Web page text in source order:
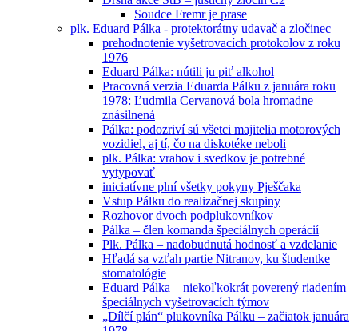
Soudce Fremr je prase
plk. Eduard Pálka - protektorátny udavač a zločinec
prehodnotenie vyšetrovacích protokolov z roku
1976
Eduard Pálka: nútili ju piť alkohol
Pracovná verzia Eduarda Pálku z januára roku
1978: Ľudmila Cervanová bola hromadne
znásilnená
Pálka: podozriví sú všetci majitelia motorových
vozidiel, aj tí, čo na diskotéke neboli
plk. Pálka: vrahov i svedkov je potrebné
vytypovať
iniciatívne plní všetky pokyny Pješčaka
Vstup Pálku do realizačnej skupiny
Rozhovor dvoch podplukovníkov
Pálka – člen komanda špeciálnych operácií
Plk. Pálka – nadobudnutá hodnosť a vzdelanie
Hľadá sa vzťah partie Nitranov, ku študentke
stomatológie
Eduard Pálka – niekoľkokrát poverený riadením
špeciálnych vyšetrovacích týmov
„Dílčí plán“ plukovníka Pálku – začiatok januára